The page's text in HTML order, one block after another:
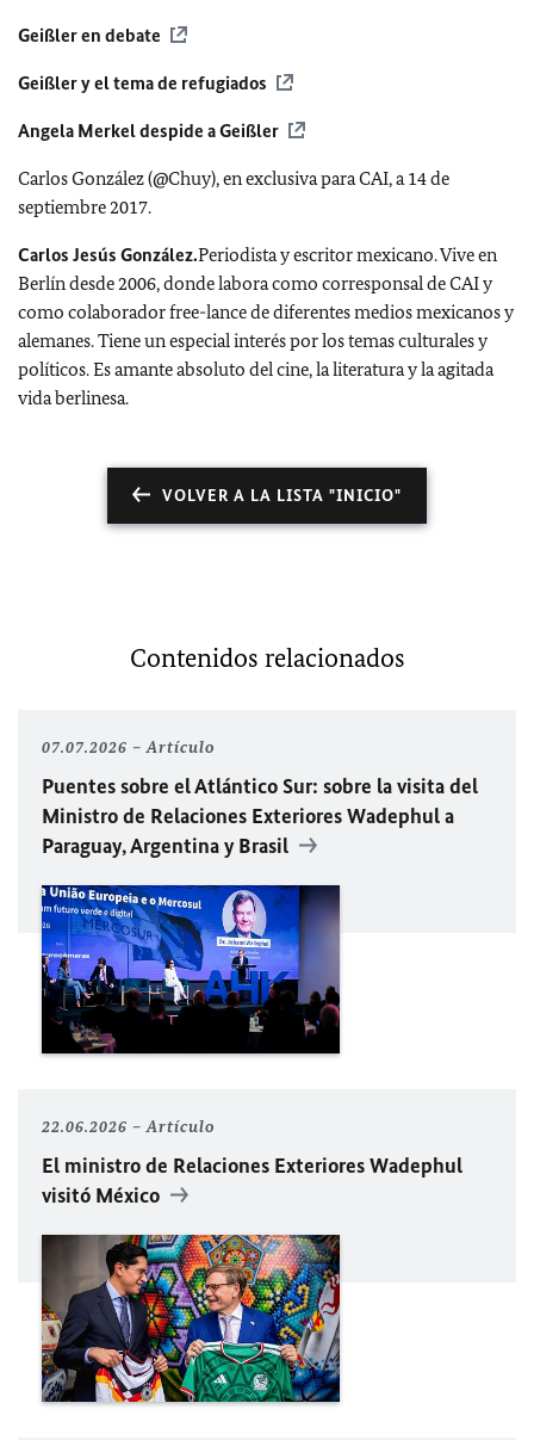
Geißler en debate
Geißler y el tema de refugiados
Angela Merkel despide a Geißler
Carlos González (@Chuy), en exclusiva para CAI, a 14 de
septiembre 2017.
Carlos Jesús González.Periodista y escritor mexicano. Vive en
Berlín desde 2006, donde labora como corresponsal de CAI y
como colaborador free-lance de diferentes medios mexicanos y
alemanes. Tiene un especial interés por los temas culturales y
políticos. Es amante absoluto del cine, la literatura y la agitada
vida berlinesa.
VOLVER A LA LISTA "INICIO"
Contenidos relacionados
07.07.2026 Artículo
Puentes sobre el Atlántico Sur: sobre la visita del
Ministro de Relaciones Exteriores Wadephul a
Paraguay, Argentina y Brasil
22.06.2026 Artículo
El ministro de Relaciones Exteriores Wadephul
visitó México